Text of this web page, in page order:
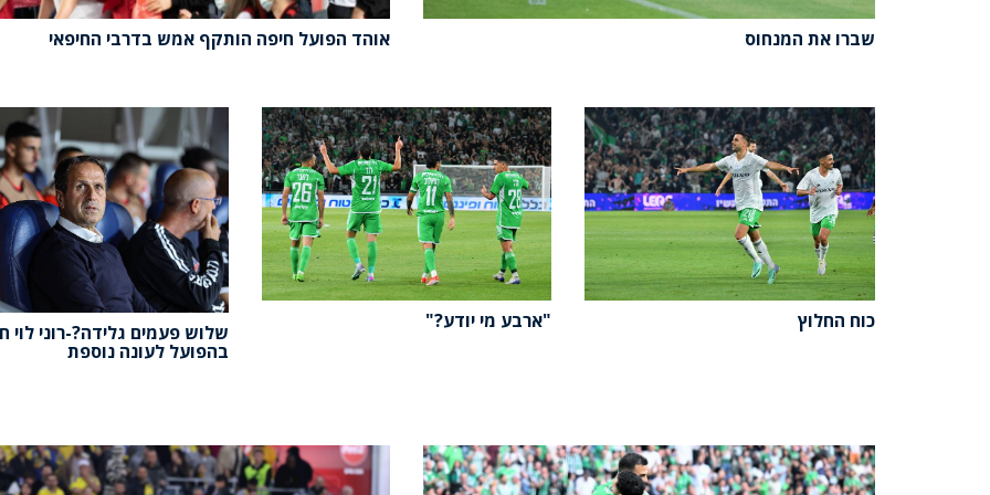
שברו את המנחוס אוהד הפועל חיפה הותקף אמש בדרבי החיפאי
כוח החלוץ "ארבע מי יודע?" שלוש פעמים גלידה?-רוני לוי
בהפועל לעונה נוספת